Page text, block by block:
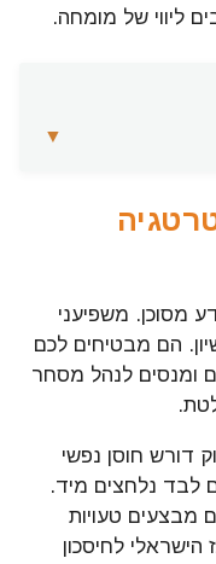
ליווי של מומחה.
▼
מסוכן. משפיעני
הם מבטיחים לכם
ומנסים לנהל מסחר
דורש חוסן נפשי
לבד נלחצים מיד.
מבצעים טעויות
הישראלי לחיסכון